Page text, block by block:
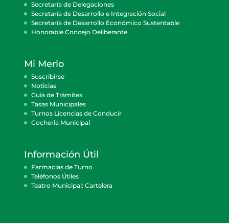
Secretaría de Delegaciones
Secretaría de Desarrollo e Integración Social
Secretaría de Desarrollo Económico Sustentable
Honorable Concejo Deliberante
Mi Merlo
Suscribirse
Noticias
Guía de Trámites
Tasas Municipales
Turnos Licencias de Conducir
Cocheria Municipal
Información Útil
Farmacias de Turno
Teléfonos Útiles
Teatro Municipal: Cartelera